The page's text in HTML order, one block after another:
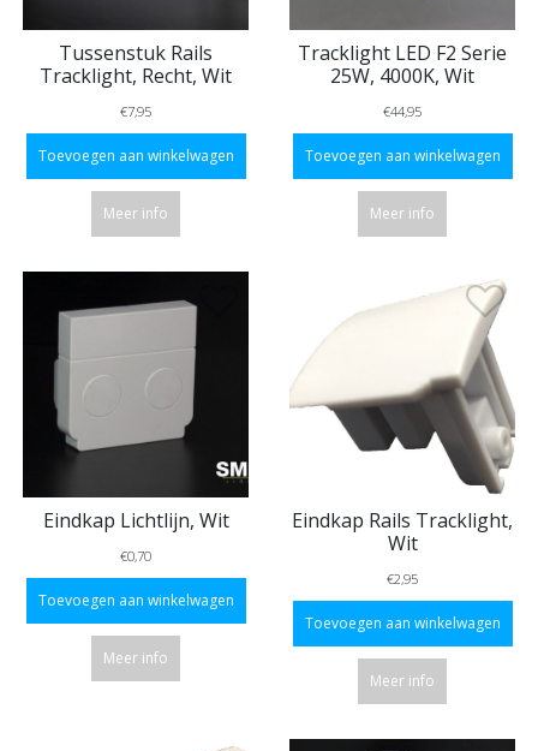
Tussenstuk Rails
Tracklight, Recht, Wit
€7,95
Toevoegen aan winkelwagen
Meer info
Tracklight LED F2 Serie
25W, 4000K, Wit
€44,95
Toevoegen aan winkelwagen
Meer info
Eindkap Lichtlijn, Wit
€0,70
Toevoegen aan winkelwagen
Meer info
Eindkap Rails Tracklight,
Wit
€2,95
Toevoegen aan winkelwagen
Meer info